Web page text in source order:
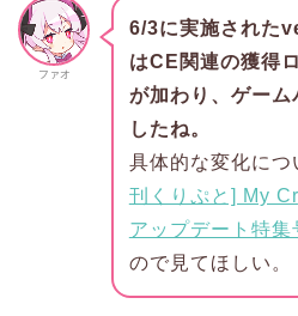
ファオ
6/3に実施された
はCE関連の獲得
が加わり、ゲー
したね。
具体的な変化につ
刊くりぷと] My
アップデート特集
ので見てほしい。